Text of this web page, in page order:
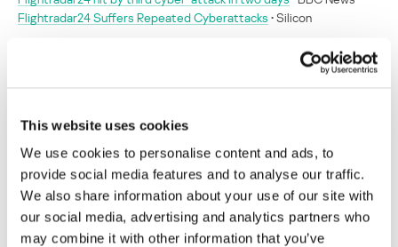
This website uses cookies
We use cookies to personalise content and ads, to
provide social media features and to analyse our traffic.
We also share information about your use of our site with
our social media, advertising and analytics partners who
may combine it with other information that you’ve
Flightradar24 Suffers Repeated Cyberattacks • Silicon
El sitio web FlightRadar24 combate tres
ciberataques en dos días
Su dirección de correo electrónico no será publicada. Los
campos obligatorios están marcados con*